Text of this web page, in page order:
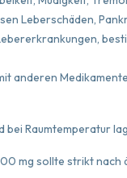
Leberschäden,
anderen
bei Raumtemperatur
mg sollte strikt